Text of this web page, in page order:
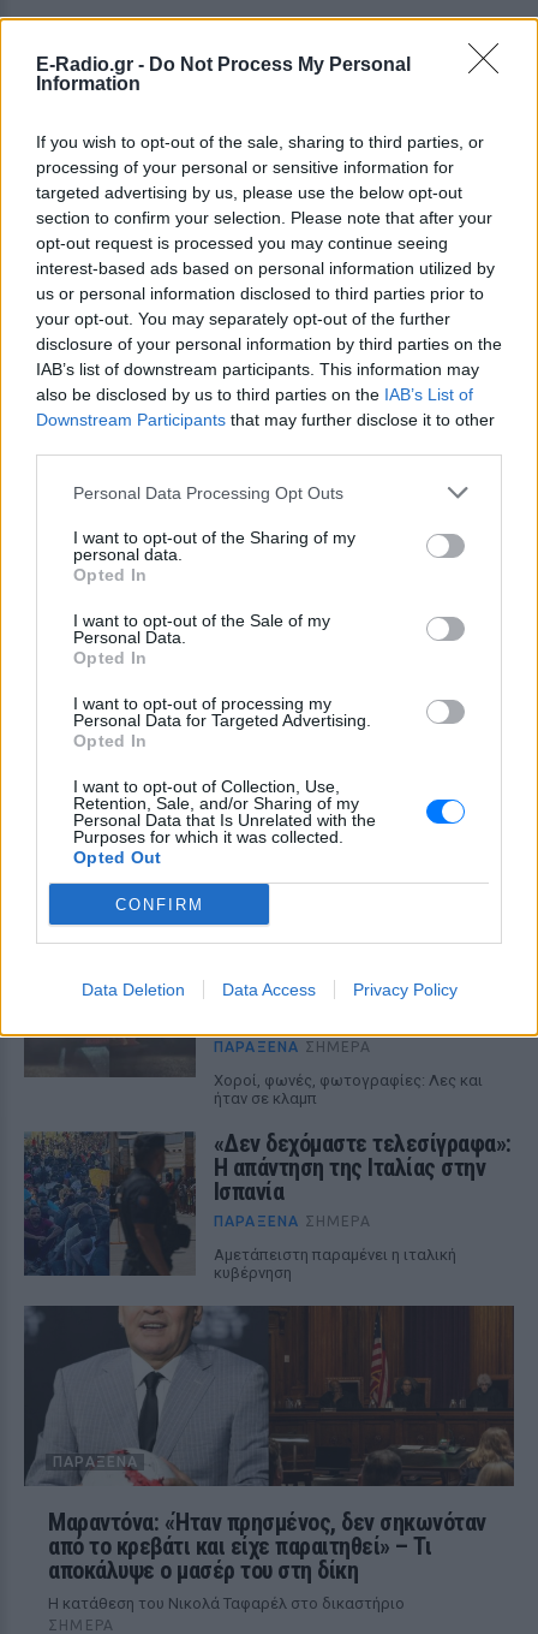
E-Radio.gr - Do Not Process My Personal
Information
If you wish to opt-out of the sale, sharing to third parties, or
processing of your personal or sensitive information for
targeted advertising by us, please use the below opt-out
section to confirm your selection. Please note that after your
opt-out request is processed you may continue seeing
interest-based ads based on personal information utilized by
us or personal information disclosed to third parties prior to
your opt-out. You may separately opt-out of the further
disclosure of your personal information by third parties on the
IAB’s list of downstream participants. This information may
also be disclosed by us to third parties on the IAB’s List of
Downstream Participants that may further disclose it to other
Personal Data Processing Opt Outs
I want to opt-out of the Sharing of my
personal data.
Opted In
I want to opt-out of the Sale of my
Personal Data.
Opted In
I want to opt-out of processing my
Personal Data for Targeted Advertising.
Opted In
I want to opt-out of Collection, Use,
Retention, Sale, and/or Sharing of my
Personal Data that Is Unrelated with the
Purposes for which it was collected.
Opted Out
CONFIRM
Data Deletion Data Access Privacy Policy
ΔΕΙΤΕ ΕΠΙΣΗΣ
ΣΤΗΝ ΙΔΙΑ ΚΑΤΗΓΟΡΙΑ
Πάνω από 45.000 διελεύσεις
Μαζική άφιξη τουριστών από
τα Βαλκάνια
ΠΑΡΆΞΕΝΑ ΣΉΜΕΡΑ
ελέγχων για να επισπευστεί η διέλευση
Μύκονος: Ιταλοί τουρίστες
‑ Αντιδράσεις για το ξέφρενο
ΠΑΡΆΞΕΝΑ ΣΉΜΕΡΑ
Χοροί, φωνές, φωτογραφίες: Λες και
ήταν σε κλαμπ
«Δεν δεχόμαστε τελεσίγραφα»:
Η απάντηση της Ιταλίας στην
Ισπανία
ΠΑΡΆΞΕΝΑ ΣΉΜΕΡΑ
Αμετάπειστη παραμένει η ιταλική
κυβέρνηση
ΠΑΡΆΞΕΝΑ
Μαραντόνα: «Ήταν πρησμένος, δεν σηκωνόταν
από το κρεβάτι και είχε παραιτηθεί» – Τι
αποκάλυψε ο μασέρ του στη δίκη
Η κατάθεση του Νικολά Ταφαρέλ στο δικαστήριο
ΣΉΜΕΡΑ